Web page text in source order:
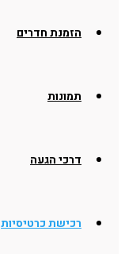
הזמנת חדרים
תמונות
דרכי הגעה
רכישת כרטיסיות